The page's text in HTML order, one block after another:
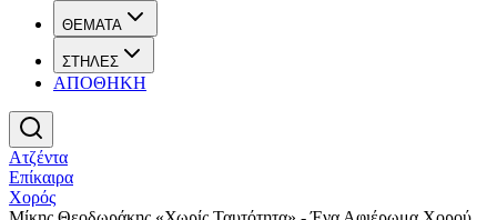
ΘΕΜΑΤΑ
ΣΤΗΛΕΣ
ΑΠΟΘΗΚΗ
Ατζέντα
Επίκαιρα
Χορός